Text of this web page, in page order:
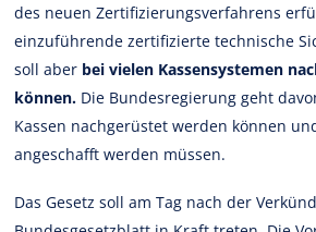
des neuen Zertifizierungsverfahrens
einzuführende zertifizierte technische
soll aber bei vielen Kassensystemen
können. Die Bundesregierung geht
Kassen nachgerüstet werden können
angeschafft werden müssen.
Das Gesetz soll am Tag nach der